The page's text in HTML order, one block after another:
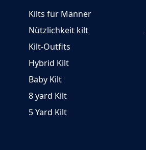
Kilts für Männer
Nützlichkeit kilt
Kilt-Outfits
Hybrid Kilt
Baby Kilt
8 yard Kilt
5 Yard Kilt